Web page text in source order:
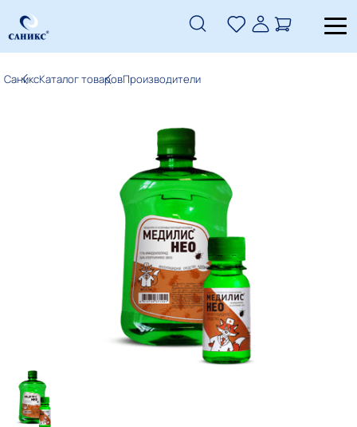
СаниксКаталог товаровПроизводители